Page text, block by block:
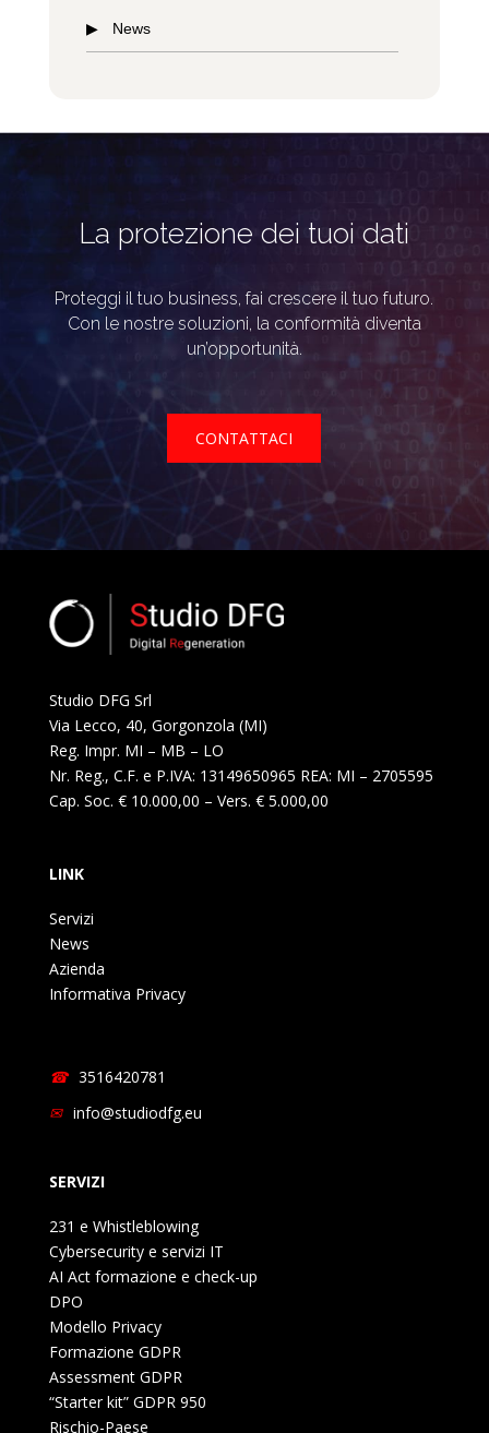
News
La protezione dei tuoi dati
Proteggi il tuo business, fai crescere il tuo futuro.
Con le nostre soluzioni, la conformità diventa
un’opportunità.
CONTATTACI
Studio DFG Srl
Via Lecco, 40, Gorgonzola (MI)
Reg. Impr. MI – MB – LO
Nr. Reg., C.F. e P.IVA: 13149650965 REA: MI – 2705595
Cap. Soc. € 10.000,00 – Vers. € 5.000,00
LINK
Servizi
News
Azienda
Informativa Privacy
3516420781
info@studiodfg.eu
SERVIZI
231 e Whistleblowing
Cybersecurity e servizi IT
AI Act formazione e check-up
DPO
Modello Privacy
Formazione GDPR
Assessment GDPR
“Starter kit” GDPR 950
Rischio-Paese